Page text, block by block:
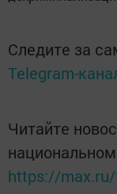
Следите за
Telegram-
Читайте
https://